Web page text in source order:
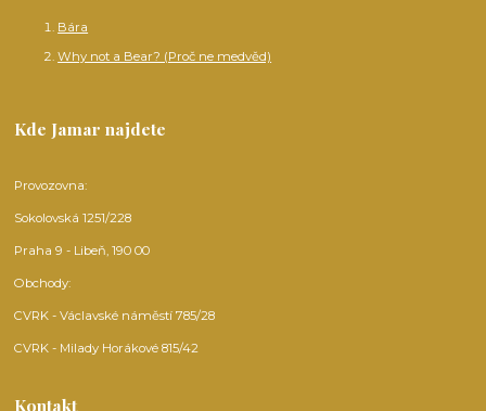
Bára
Why not a Bear? (Proč ne medvěd)
Kde Jamar najdete
Provozovna:
Sokolovská 1251/228
Praha 9 - Libeň, 190 00
Obchody:
CVRK - Václavské náměstí 785/28
CVRK - Milady Horákové 815/42
Kontakt